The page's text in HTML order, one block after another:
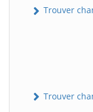
Trouver
Trouver